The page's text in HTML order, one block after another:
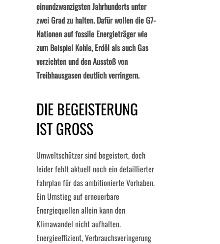
einundzwanzigsten Jahrhunderts unter
zwei Grad zu halten. Dafür wollen die G7-
Nationen auf fossile Energieträger wie
zum Beispiel Kohle, Erdöl als auch Gas
verzichten und den Ausstoß von
Treibhausgasen deutlich verringern.
DIE BEGEISTERUNG
IST GROSS
Umweltschützer sind begeistert, doch
leider fehlt aktuell noch ein detaillierter
Fahrplan für das ambitionierte Vorhaben.
Ein Umstieg auf erneuerbare
Energiequellen allein kann den
Klimawandel nicht aufhalten.
Energieeffizient, Verbrauchsveringerung